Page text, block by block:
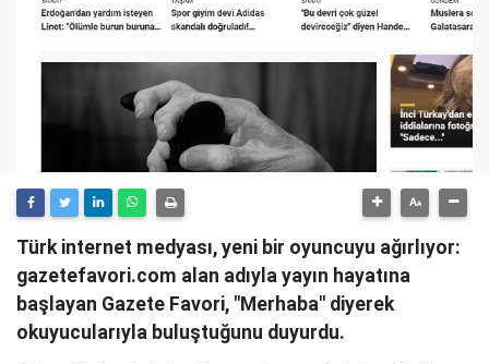
Türk internet medyası, yeni bir oyuncuyu ağırlıyor:
gazetefavori.com alan adıyla yayın hayatına
başlayan Gazete Favori, "Merhaba" diyerek
okuyucularıyla buluştuğunu duyurdu.